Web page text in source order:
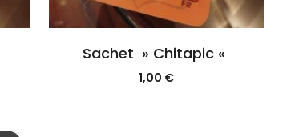
Sachet » Chitapic «
1,00 €